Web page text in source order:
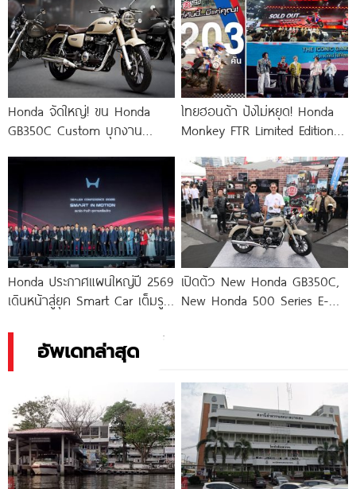
Honda จัดใหญ่! ขน Honda
GB350C Custom บุกงาน
ไทยฮอนด้า ปังไม่หยุด! Honda
Monkey FTR Limited Edition
Honda ประกาศแผนใหญ่ปี 2569
เดินหน้าสู่ยุค Smart Car เต็มรูป
เปิดตัว New Honda GB350C,
New Honda 500 Series E-
อัพเดทล่าสุด